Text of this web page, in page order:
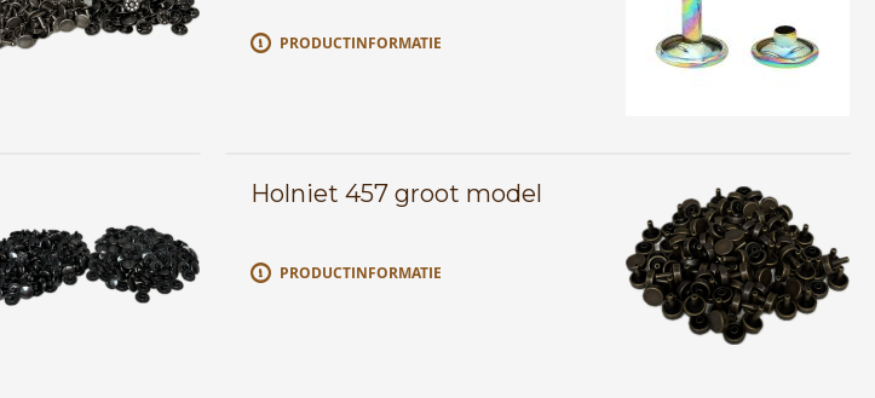
PRODUCTINFORMATIE
Holniet 457 groot model
PRODUCTINFORMATIE